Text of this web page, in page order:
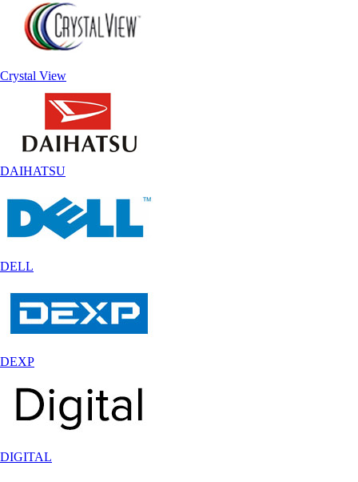
Crystal View
DAIHATSU
DELL
DEXP
DIGITAL